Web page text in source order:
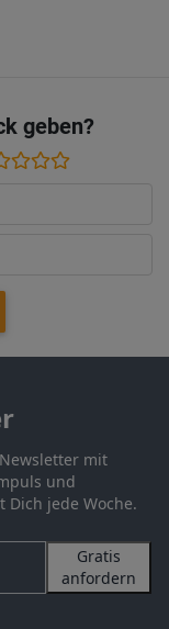
geben?
mit
und
jede Woche.
Gratis
anfordern